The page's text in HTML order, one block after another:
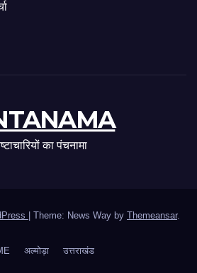
का पंचनामा
Theme: News Way by Themeansar.
अल्मोड़ा उत्तराखंड